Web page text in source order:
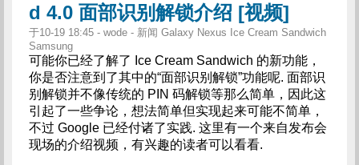
d 4.0 面部识别解锁介绍 [视频]
于10-19 18:45 - wode - 新闻 Galaxy Nexus Ice Cream Sandwich
Samsung
可能你已经了解了 Ice Cream Sandwich 的新功能，
你是否注意到了其中的“面部识别解锁”功能呢. 面部识
别解锁并不像传统的 PIN 码解锁等那么简单，因此这
引起了一些争论，想法简单但实现起来可能不简单，
不过 Google 已经付诸了实践. 这里有一个来自发布会
现场的介绍视频，有兴趣的读者可以看看.